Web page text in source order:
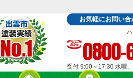
お気軽にお問い合
0800-受付 9:00